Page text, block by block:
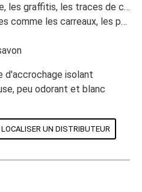
de crayons, le rouge à lèvres et la graisse
les peintures brillantes et les vernis
d'accrochage isolant
peu odorant et blanc
LOCALISER UN DISTRIBUTEUR